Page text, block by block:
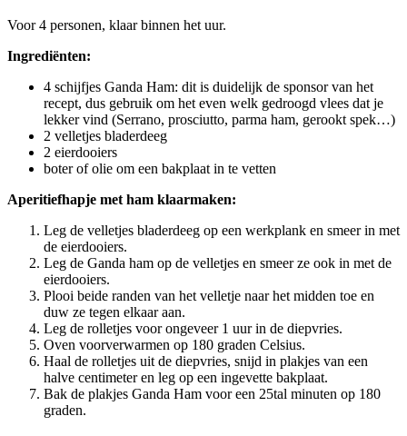
Voor 4 personen, klaar binnen het uur.
Ingrediënten:
4 schijfjes Ganda Ham: dit is duidelijk de sponsor van het
recept, dus gebruik om het even welk gedroogd vlees dat je
lekker vind (Serrano, prosciutto, parma ham, gerookt spek…)
2 velletjes bladerdeeg
2 eierdooiers
boter of olie om een bakplaat in te vetten
Aperitiefhapje met ham klaarmaken:
Leg de velletjes bladerdeeg op een werkplank en smeer in met
de eierdooiers.
Leg de Ganda ham op de velletjes en smeer ze ook in met de
eierdooiers.
Plooi beide randen van het velletje naar het midden toe en
duw ze tegen elkaar aan.
Leg de rolletjes voor ongeveer 1 uur in de diepvries.
Oven voorverwarmen op 180 graden Celsius.
Haal de rolletjes uit de diepvries, snijd in plakjes van een
halve centimeter en leg op een ingevette bakplaat.
Bak de plakjes Ganda Ham voor een 25tal minuten op 180
graden.